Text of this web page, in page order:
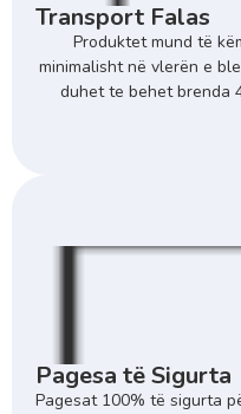
Transport Falas
Produktet mund të
minimalisht në vlerën e
duhet te behet brenda
Pagesa të Sigurta
Pagesat 100% të sigurta